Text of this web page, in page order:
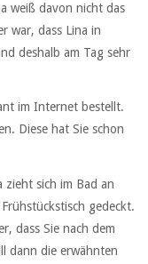
weiß davon nicht das
war, dass Lina in
deshalb am Tag sehr
im Internet bestellt.
Diese hat Sie schon
sich im Bad an
gedeckt.
dass Sie nach dem
dann die erwähnten